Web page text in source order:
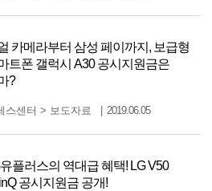
카메라부터 삼성 페이까지, 보급형
트폰 갤럭시 A30 공시지원금은
?
스센터 > 보도자료 2019.06.05
유플러스의 역대급 혜택! LG V50
공시지원금 공개!